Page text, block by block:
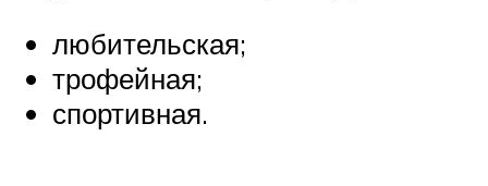
любительская;
трофейная;
спортивная.